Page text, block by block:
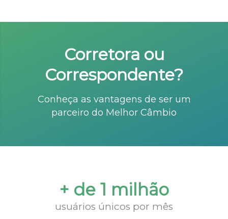
Corretora ou
Correspondente?
Conheça as vantagens de ser um
parceiro do Melhor Câmbio
+ de 1 milhão
usuários únicos por mês